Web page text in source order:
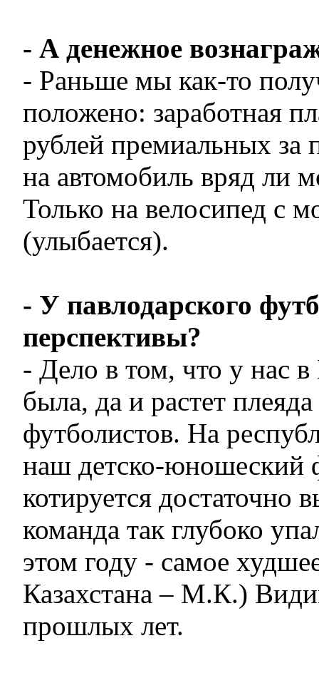
- А денежное
- Раньше мы как-то
положено: заработная
рублей премиальных за
на автомобиль вряд ли
Только на велосипед с
(улыбается).
- У павлодарского
перспективы?
- Дело в том, что у нас в
была, да и растет
футболистов. На
наш детско-юношеский
котируется достаточно
команда так глубоко
этом году - самое
Казахстана – М.К.)
прошлых лет.